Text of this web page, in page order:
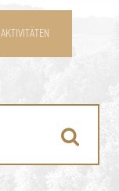
AKTIVITÄTEN